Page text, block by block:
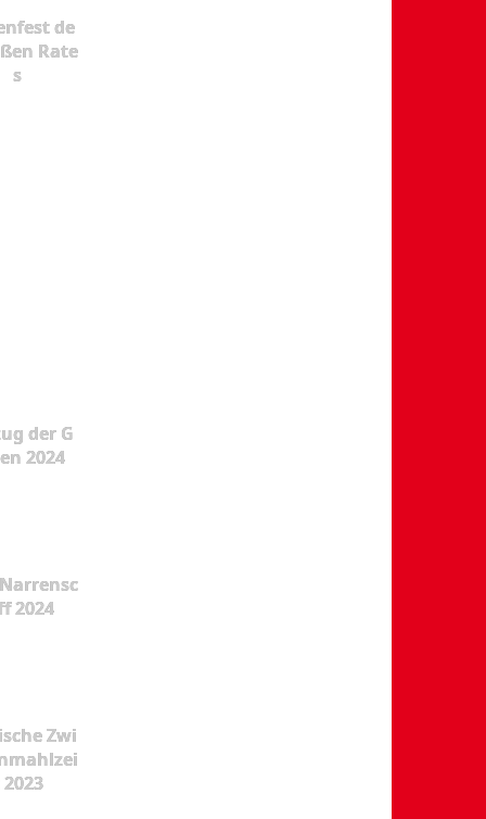
de
Rate
s
der G
2024
2024
Zwi